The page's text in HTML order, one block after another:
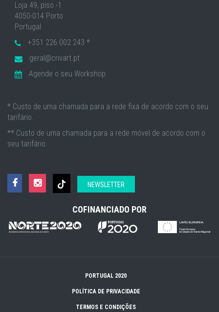
Loja 49, piso -1
4050-014 Porto
Portugal
+351 226 002 243 *
geral@crivart.pt
Agende o seu Workshop
* Custo de uma chamada para a rede fixa de acordo com o seu
tarifário.
** Custo de uma chamada para a rede móvel de acordo com o
seu tarifário.
NEWSLETTER
COFINANCIADO POR
PORTUGAL 2020
POLÍTICA DE PRIVACIDADE
TERMOS E CONDIÇÕES